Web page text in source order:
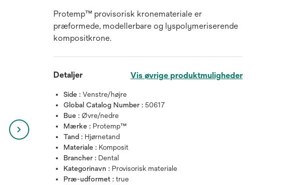
Protemp™ provisorisk kronemateriale er
præformede, modellerbare og lyspolymeriserende
kompositkrone.
Detaljer Vis øvrige produktmuligheder
Side :Venstre/højre
Global Catalog Number :50617
Bue :Øvre/nedre
Mærke : Protemp™
Tand : Hjørnetand
Materiale : Komposit
Brancher : Dental
Kategorinavn : Provisorisk materiale
Præ-udformet :true